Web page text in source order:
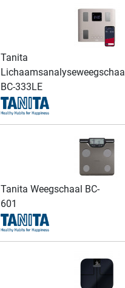
Tanita
Lichaamsanalyseweegschaal
BC-333LE
Tanita Weegschaal BC-
601